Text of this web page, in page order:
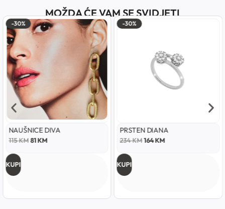
MOŽDA ĆE VAM SE SVIDJETI
-30%
NAUŠNICE DIVA
115KM81KM
KUPI
-30%
PRSTEN DIANA
234KM164KM
KUPI